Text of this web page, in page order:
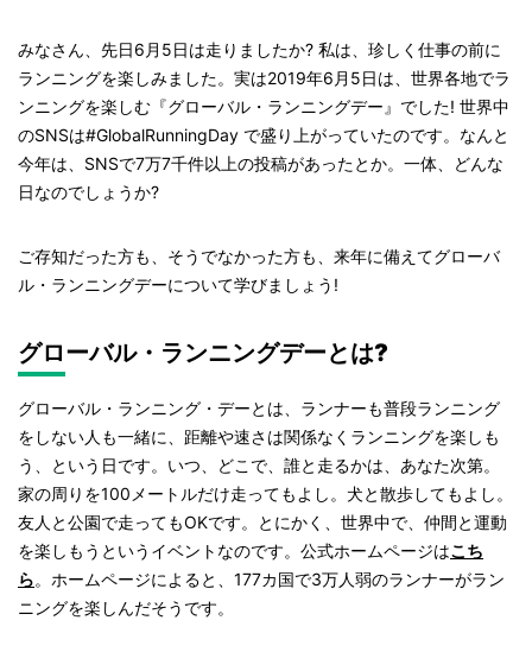
みなさん、先日6月5日は走りましたか? 私は、珍しく仕事の前に
ランニングを楽しみました。実は2019年6月5日は、世界各地でラ
ンニングを楽しむ『グローバル・ランニングデー』でした! 世界中
のSNSは#GlobalRunningDay で盛り上がっていたのです。なんと
今年は、SNSで7万7千件以上の投稿があったとか。一体、どんな
日なのでしょうか?
ご存知だった方も、そうでなかった方も、来年に備えてグローバ
ル・ランニングデーについて学びましょう!
グローバル・ランニングデーとは?
グローバル・ランニング・デーとは、ランナーも普段ランニング
をしない人も一緒に、距離や速さは関係なくランニングを楽しも
う、という日です。いつ、どこで、誰と走るかは、あなた次第。
家の周りを100メートルだけ走ってもよし。犬と散歩してもよし。
友人と公園で走ってもOKです。とにかく、世界中で、仲間と運動
を楽しもうというイベントなのです。公式ホームページはこち
ら。ホームページによると、177カ国で3万人弱のランナーがラン
ニングを楽しんだそうです。